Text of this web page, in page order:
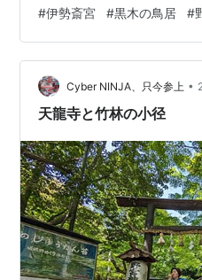
ていたことであるし、 六条
予期して興奮していたもの
は全然反対で、 以前にまさ
出したのである。 これだけ
なことが夫人の病中にあった
#伊勢斎宮 #黒木の鳥居 #
Cyber NINJA、只今参上 •
天龍寺と竹林の小径